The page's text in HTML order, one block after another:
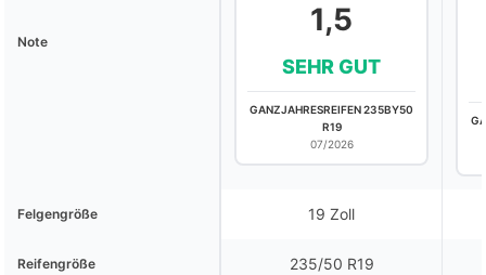
Note
1,5
SEHR GUT
GANZJAHRESREIFEN 235BY50
R19
07/2026
Felgengröße 19 Zoll
Reifengröße 235/50 R19